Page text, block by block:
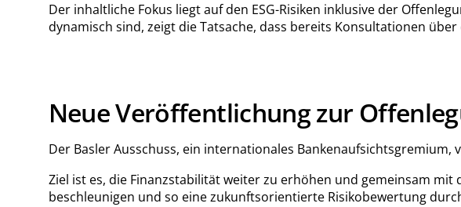
Der inhaltliche Fokus liegt auf den ESG-Risiken inklusive der
dynamisch sind, zeigt die Tatsache, dass bereits Konsultationen
Neue Veröffentlichung zur
Der Basler Ausschuss, ein internationales Bankenaufsichtsgremium,
Ziel ist es, die Finanzstabilität weiter zu erhöhen und gemeinsam
beschleunigen und so eine zukunftsorientierte Risikobewertung